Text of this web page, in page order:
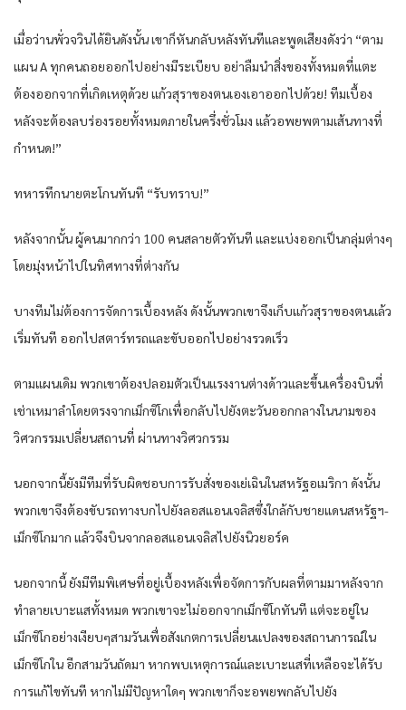
เมื่อว่านพั่วจวินได้ยินดังนั้น เขาก็หันกลับหลังทันทีและพูดเสียงดังว่า “ตาม
แผน A ทุกคนถอยออกไปอย่างมีระเบียบ อย่าลืมนำสิ่งของทั้งหมดที่แตะ
ต้องออกจากที่เกิดเหตุด้วย แก้วสุราของตนเองเอาออกไปด้วย! ทีมเบื้อง
หลังจะต้องลบร่องรอยทั้งหมดภายในครึ่งชั่วโมง แล้วอพยพตามเส้นทางที่
กำหนด!”
ทหารทึกนายตะโกนทันที “รับทราบ!”
หลังจากนั้น ผู้คนมากกว่า 100 คนสลายตัวทันที และแบ่งออกเป็นกลุ่มต่างๆ
โดยมุ่งหน้าไปในทิศทางที่ต่างกัน
บางทีมไม่ต้องการจัดการเบื้องหลัง ดังนั้นพวกเขาจึงเก็บแก้วสุราของตนแล้ว
เริ่มทันที ออกไปสตาร์ทรถและขับออกไปอย่างรวดเร็ว
ตามแผนเดิม พวกเขาต้องปลอมตัวเป็นแรงงานต่างด้าวและขึ้นเครื่องบินที่
เช่าเหมาลำโดยตรงจากเม็กซิโกเพื่อกลับไปยังตะวันออกกลางในนามของ
วิศวกรรมเปลี่ยนสถานที่ ผ่านทางวิศวกรรม
นอกจากนี้ยังมีทีมที่รับผิดชอบการรับสั่งของเย่เฉินในสหรัฐอเมริกา ดังนั้น
พวกเขาจึงต้องขับรถทางบกไปยังลอสแอนเจลิสซึ่งใกล้กับชายแดนสหรัฐฯ-
เม็กซิโกมาก แล้วจึงบินจากลอสแอนเจลิสไปยังนิวยอร์ค
นอกจากนี้ ยังมีทีมพิเศษที่อยู่เบื้องหลังเพื่อจัดการกับผลที่ตามมาหลังจาก
ทำลายเบาะแสทั้งหมด พวกเขาจะไม่ออกจากเม็กซิโกทันที แต่จะอยู่ใน
เม็กซิโกอย่างเงียบๆสามวันเพื่อสังเกตการเปลี่ยนแปลงของสถานการณ์ใน
เม็กซิโกใน อีกสามวันถัดมา หากพบเหตุการณ์และเบาะแสที่เหลือจะได้รับ
การแก้ไขทันที หากไม่มีปัญหาใดๆ พวกเขาก็จะอพยพกลับไปยัง